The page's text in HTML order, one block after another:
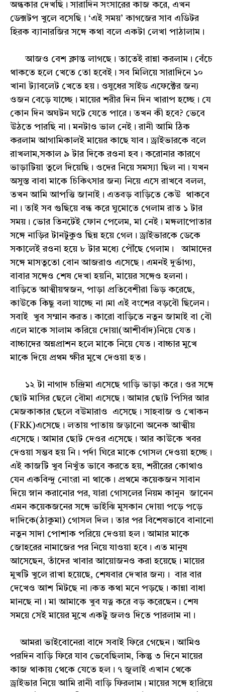
অন্ধকার দেখছি। সারাদিন সংসারের কাজ করে, এখন
ডেক্সটপ খুলে বসেছি। ‘এই সময়’ কাগজের সাব এডিটর
হিরক ব্যানারজির সঙ্গে কথা বলে একটা লেখা পাঠালাম।
আজও বেশ ক্লান্ত লাগছে। তাতেই রান্না করলাম। বেঁচে
থাকতে হলে খেতে তো হবেই। সব মিলিয়ে সারাদিনে ১০
খানা ট্যাবলেট খেতে হয়। ওষুধের সাইড এফেক্টের জন্য
ওজন বেড়ে যাচ্ছে। মায়ের শরীর দিন দিন খারাপ হচ্ছে। যে
কোন দিন অঘটন ঘটে যেতে পারে। তখন কী হবে? ভেবে
উঠতে পারছি না। মনটাও ভাল নেই। রানী আমি ঠিক
করলাম আগামিকালই মায়ের কাছে যাব। ড্রাইভারকে বলে
রাখলাম,সকাল ৯ টার দিকে রওনা হব। করোনার কারণে
ভাড়াটিয়া তুলে দিয়েছি। ওদের নিয়ে সমস্যা ছিল না। যখন
অসুস্ত বাবা মাকে চিকিৎসার জন্য নিয়ে এসে রাখবে বলল,
তখন আমি আপত্তি জানাই। এতবড় বাড়িতে কেউ থাকবে
না। তাই সব গুছিয়ে বন্ধ করে ঘুমোতে গেলাম রাত ১ টার
সময়। ভোর তিনটেই ফোন পেলেম, মা নেই। মঙ্গলাপোতার
সঙ্গে নাড়ির টানটুকুও ছিন্ন হয়ে গেল। ড্রাইভারকে ডেকে
সকালেই রওনা হয়ে ৮ টার মধ্যে পৌঁছে গেলাম। আমাদের
সঙ্গে মাসতুতো বোন আজরাও এসেছে। এমনই দুর্ভাগ্য,
বাবার সঙ্গেও শেষ দেখা হয়নি, মায়ের সঙ্গেও হলনা।
বাড়িতে আত্মীয়স্বজন, পাড়া প্রতিবেশীরা ভিড় করেছে,
কাউকে কিছু বলা যাচ্ছে না।মা এই বংশের বড়বৌ ছিলেন।
সবাই খুব সম্মান করত। কারো বাড়িতে নতুন জামাই বা বৌ
এলে মাকে সালাম করিয়ে দোয়া(আশীর্বাদ)নিয়ে যেত।
বাচ্চাদের অন্নপ্রাশন হলে মাকে নিয়ে যেত। বাচ্চার মুখে
মাকে দিয়ে প্রথম ক্ষীর মুখে দেওয়া হত।
১২ টা নাগাদ চন্দ্রিমা এসেছে গাড়ি ভাড়া করে। ওর সঙ্গে
ছোট মাসির ছেলে বৌমা এসেছে। আমার ছোট পিসির আর
মেজকাকার ছেলে বউমারাও এসেছে। সাহবাজ ও খোকন
(FRK)এসেছে। লতায় পাতায় জড়ানো অনেক আত্মীয়
এসেছে। আমার ছোট দেওর এসেছে। আর কাউকে খবর
দেওয়া সম্ভব হয় নি। পর্দা ঘিরে মাকে গোসল দেওয়া হচ্ছে।
এই কাজটি খুব নিখুঁত ভাবে করতে হয়, শরীরের কোথাও
যেন একবিন্দু নোংরা না থাকে। প্রথমে কয়েকজন সাবান
দিয়ে স্নান করানোর পর, যারা গোসলের নিয়ম কানুন জানেন
এমন কয়েকজনের সঙ্গে ভাইঝি মুসকান দোয়া পড়ে পড়ে
দাদিকে(ঠাকুমা) গোসল দিল। তার পর বিশেষভাবে বানানো
নতুন সাদা পোশাক পরিয়ে দেওয়া হল। আমার মাকে
জোহরের নামাজের পর নিয়ে যাওয়া হবে। এত মানুষ
আসেছেন, তাঁদের খাবার আয়োজনও করা হয়েছে। মায়ের
মুখটি খুলে রাখা হয়েছে, শেষবার দেখার জন্য। বার বার
দেখেও আশ মিটছে না।কত কথা মনে পড়ছে। কান্না বাধা
মানছে না। মা আমাকে খুব যত্ন করে বড় করেছেন। শেষ
সময়ে সেই মায়ের মুখে একটু জলও দিতে পারলাম না।
আমরা ভাইবোনেরা বাদে সবাই ফিরে গেছেন। আমিও
পরদিন বাড়ি ফিরে যাব ভেবেছিলাম, কিন্তু ৩ দিনে মায়ের
কাজ থাকায় থেকে যেতে হল। ৭ জুলাই এখান থেকে
ড্রাইভার নিয়ে আমি রানী বাড়ি ফিরলাম। মায়ের সঙ্গে হারিয়ে